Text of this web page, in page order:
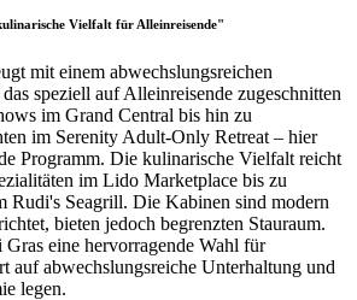
Vielfalt für Alleinreisende"
mit einem abwechslungsreichen
speziell auf Alleinreisende zugeschnitten
im Grand Central bis hin zu
im Serenity Adult-Only Retreat – hier
Programm. Die kulinarische Vielfalt reicht
im Lido Marketplace bis zu
Rudi's Seagrill. Die Kabinen sind modern
bieten jedoch begrenzten Stauraum.
eine hervorragende Wahl für
auf abwechslungsreiche Unterhaltung und
legen.